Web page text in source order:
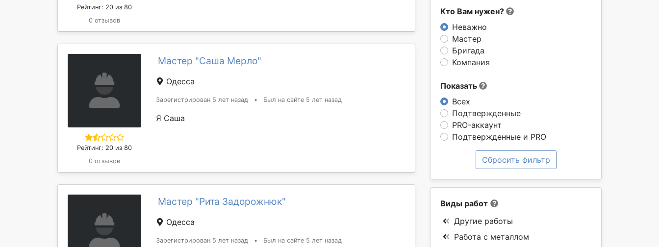
Кто Вам нужен?
Неважно
Мастер
Бригада
Компания
Показать
Всех
Подтвержденные
PRO-аккаунт
Подтвержденные и PRO
Сбросить фильтр
Рейтинг: 20 из 80
0 отзывов
Рейтинг: 20 из 80
0 отзывов
Мастер "Саша Мерло"
Одесса
Зарегистрирован 5 лет назад • Был на сайте 5 лет назад
Я Саша
Мастер "Рита Задорожнюк"
Одесса
Зарегистрирован 5 лет назад • Был на сайте 5 лет назад
Виды работ
Другие работы
Работа с металлом